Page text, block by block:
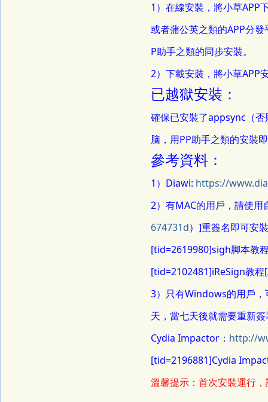
1）在線安裝，將小草APP
或者蒲公英之類的APP分
P助手之類的同步安裝。
2）下載安裝，將小草APP
已越獄安裝：
確保已安裝了appsync（
脑，用PP助手之類的安裝
參考資料：
1）Diawi: https://
2）有MAC的用戶，請使
674731d）]重簽名即可安
[tid=2619980]sigh脚本教
[tid=2102481]iReSign教
3）只有Windows的用戶
天，當七天後就需要重新
Cydia Impactor： http://
[tid=2196881]Cydia
溫馨提示：首次安裝運行